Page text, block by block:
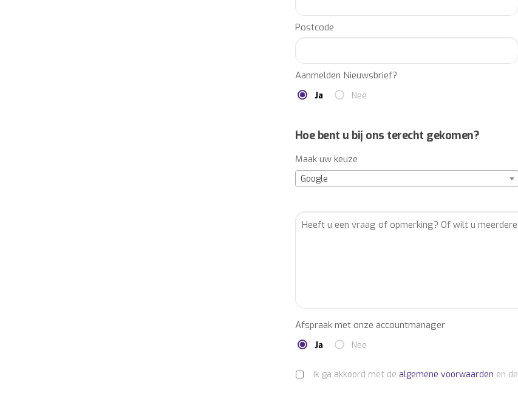
Postcode
Aanmelden Nieuwsbrief?
Ja Nee
Hoe bent u bij ons terecht gekomen?
Maak uw keuze
Google
Afspraak met onze accountmanager
Ja Nee
Ik ga akkoord met de algemene voorwaarden en de